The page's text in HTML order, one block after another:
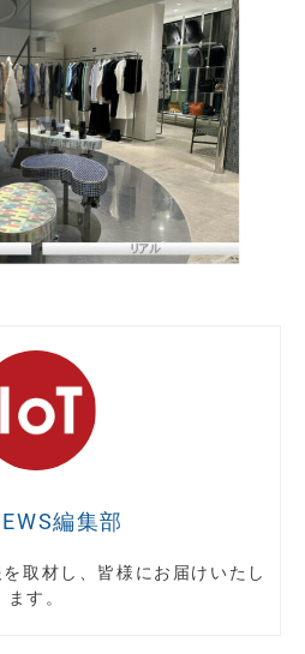
編集部
取材し、皆様にお届けいたし
ます。